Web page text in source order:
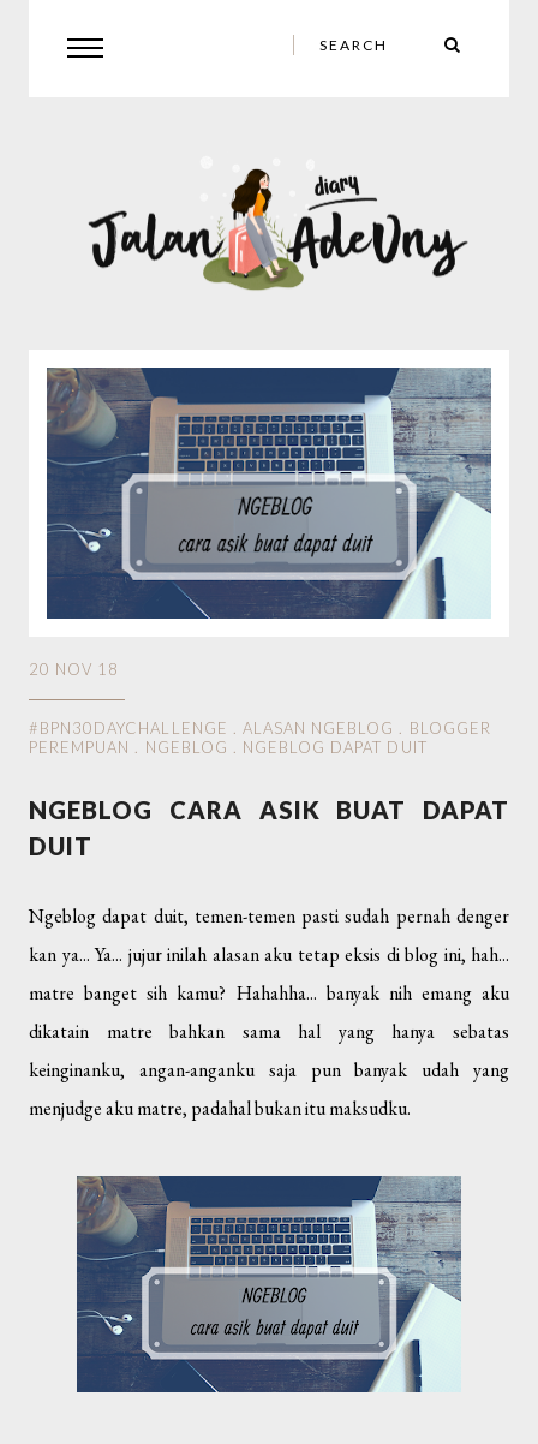
20 NOV 18
#BPN30DAYCHALLENGE ALASAN NGEBLOG
BLOGGER
PEREMPUAN
NGEBLOG NGEBLOG DAPAT DUIT
NGEBLOG CARA ASIK BUAT DAPAT
DUIT
Ngeblog dapat duit, temen-temen pasti sudah pernah denger
kan ya... Ya... jujur inilah alasan aku tetap eksis di blog ini, hah...
matre banget sih kamu? Hahahha... banyak nih emang aku
dikatain matre bahkan sama hal yang hanya sebatas
keinginanku, angan-anganku saja pun banyak udah yang
menjudge aku matre, padahal bukan itu maksudku.